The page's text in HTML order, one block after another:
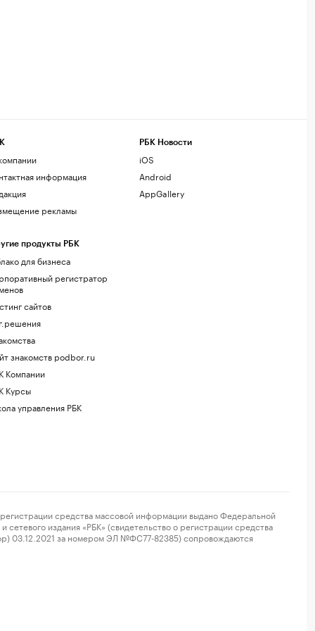
информация
рекламы
продукты РБК
для бизнеса
регистратор
сайтов
знакомств podbor.ru
Компании
Курсы
управления РБК
РБК Новости
iOS
Android
AppGallery
средства массовой информации выдано Федеральной
издания «РБК» (свидетельство о регистрации средства
03.12.2021 за номером ЭЛ №ФС77-82385) сопровождаются